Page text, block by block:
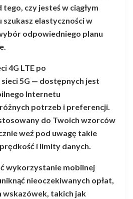
czy jesteś w ciągłym
szukasz elastyczności w
odpowiedniego planu
4G LTE po
5G — dostępnych jest
Internetu
potrzeb i preferencji.
do Twoich wzorców
weź pod uwagę takie
i limity danych.
wykorzystanie mobilnej
nieoczekiwanych opłat,
takich jak